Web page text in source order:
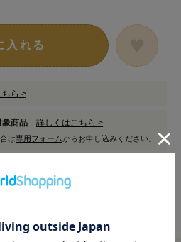
入れる
ちら >
象商品 詳しくはこちら >
は専用フォームからお申し込みください。